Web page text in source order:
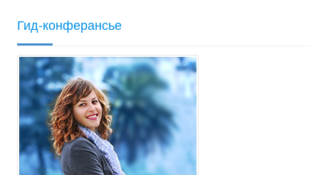
Гид-конферансье